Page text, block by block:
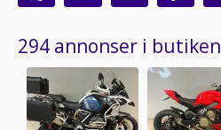
294 annonser i butiken